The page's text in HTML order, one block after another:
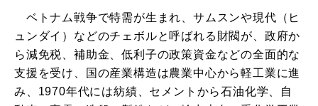
ベトナム戦争で特需が生まれ、サムスンや現代（ヒ
ュンダイ）などのチェボルと呼ばれる財閥が、政府か
ら減免税、補助金、低利子の政策資金などの全面的な
支援を受け、国の産業構造は農業中心から軽工業に進
み、1970年代には紡績、セメントから石油化学、自